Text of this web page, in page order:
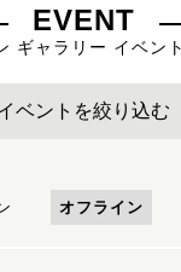
EVENT
ギャラリー イベン
ベントを絞り込む
オフライン